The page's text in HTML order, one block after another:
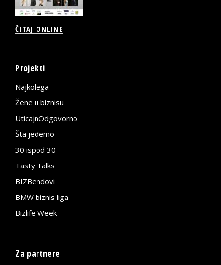
ČITAJ ONLINE
Projekti
Najkolega
Žene u biznisu
UticajnOdgovorno
Šta jedemo
30 ispod 30
Tasty Talks
BIZBendovi
BMW biznis liga
Bizlife Week
Za partnere